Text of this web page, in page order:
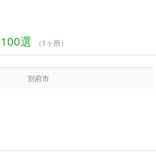
選 （1ヶ所）
別府市